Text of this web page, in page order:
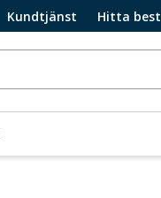
Kundtjänst Hitta